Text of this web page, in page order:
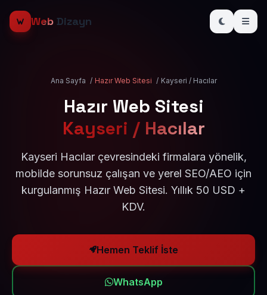
Web Dizayn
Ana Sayfa / Hazır Web Sitesi / Kayseri / Hacılar
Hazır Web Sitesi
Kayseri / Hacılar
Kayseri Hacılar çevresindeki firmalara yönelik,
mobilde sorunsuz çalışan ve yerel SEO/AEO için
kurgulanmış Hazır Web Sitesi. Yıllık 50 USD +
KDV.
Hemen Teklif İste
WhatsApp